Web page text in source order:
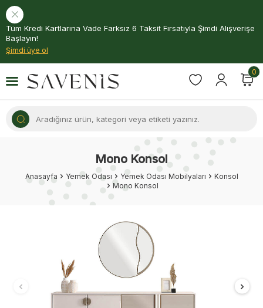
Tüm Kredi Kartlarına Vade Farksız 6 Taksit Fırsatıyla Şimdi Alışverişe
Başlayın!
Şimdi üye ol
0
Mono Konsol
Anasayfa Yemek Odası Yemek Odası Mobilyaları
Konsol
Mono Konsol